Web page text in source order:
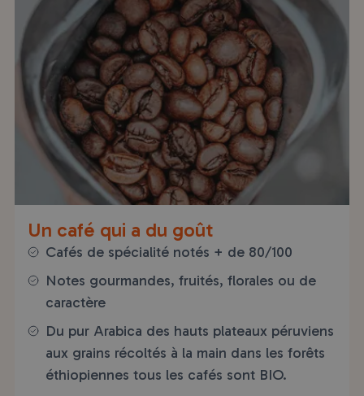
Un café qui a du goût
Cafés de spécialité notés + de 80/100
Notes gourmandes, fruités, florales ou de
caractère
Du pur Arabica des hauts plateaux péruviens
aux grains récoltés à la main dans les forêts
éthiopiennes tous les cafés sont BIO.